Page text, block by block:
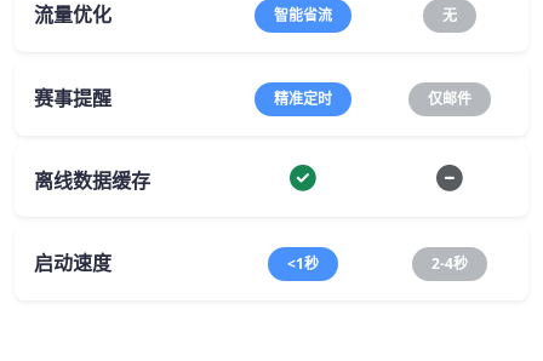
流量优化 智能省流 无
赛事提醒 精准定时 仅邮件
离线数据缓存
启动速度 <1秒 2-4秒